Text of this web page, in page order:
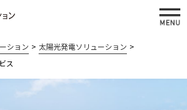
ション
太陽光発電ソリューション
ス